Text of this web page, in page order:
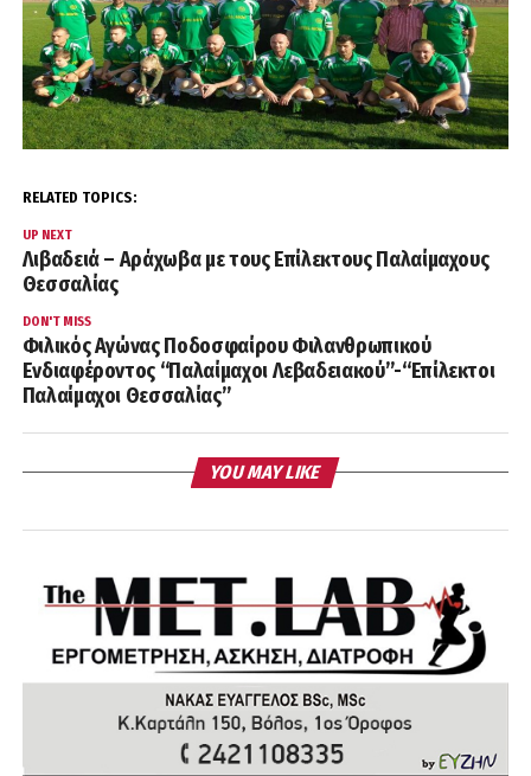
RELATED TOPICS:
UP NEXT
Λιβαδειά – Αράχωβα με τους Επίλεκτους Παλαίμαχους
Θεσσαλίας
DON'T MISS
Φιλικός Αγώνας Ποδοσφαίρου Φιλανθρωπικού
Ενδιαφέροντος “Παλαίμαχοι Λεβαδειακού”-“Επίλεκτοι
Παλαίμαχοι Θεσσαλίας”
YOU MAY LIKE